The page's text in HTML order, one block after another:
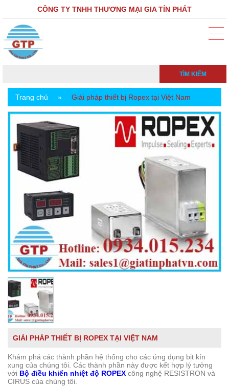
CÔNG TY TNHH THƯƠNG MẠI GIA TÍN PHÁT
TÌM KIẾM
Trang chủ » Giải pháp thiết bị Ropex tại Việt Nam
GIẢI PHÁP THIẾT BỊ ROPEX TẠI VIỆT NAM
Khám phá các thành phần hệ thống cho các ứng dụng bịt kín
xung của chúng tôi. Các thành phần này được kết hợp lý tưởng
với Bộ điều khiển nhiệt độ ROPEX công nghệ RESISTRON và
CIRUS của chúng tôi.